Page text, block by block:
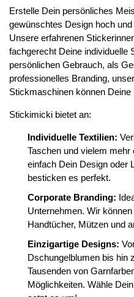
Erstelle Dein persönliches
gewünschtes Design hoch
Unsere erfahrenen
fachgerecht Deine individuelle
persönlichen Gebrauch, als
professionelles Branding,
Stickmaschinen können
Stickimicki bietet an:
Individuelle Textilien:
Taschen und vielem
einfach Dein Design oder
besticken es perfekt.
Corporate Branding:
Unternehmen. Wir
Handtücher, Mützen und
Einzigartige Designs:
Dschungelblumen bis hin
Tausenden von
Möglichkeiten. Wähle